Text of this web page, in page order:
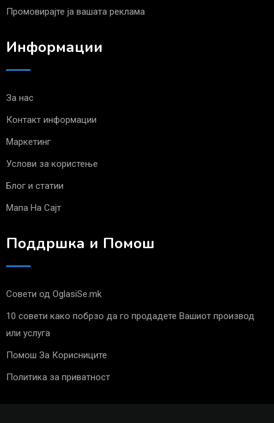
Промовирајте ја вашата реклама
Информации
За нас
Контакт информации
Маркетинг
Услови за користење
Блог и статии
Мапа На Сајт
Поддршка и Помош
Совети од OglasiSe.mk
10 совети како побрзо да го продадете Вашиот производ
или услуга
Помош За Корисниците
Политика за приватност